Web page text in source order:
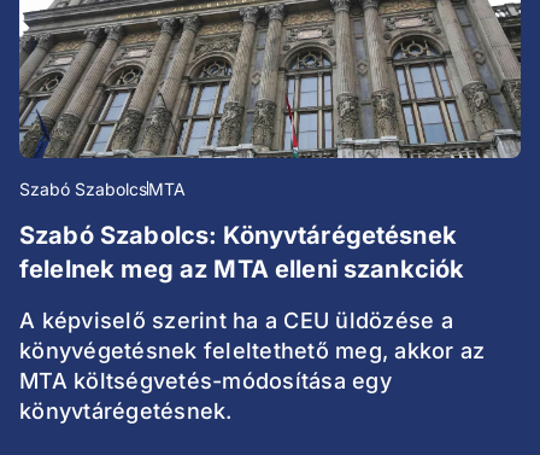
Szabó SzabolcsMTA
Szabó Szabolcs: Könyvtárégetésnek
felelnek meg az MTA elleni szankciók
A képviselő szerint ha a CEU üldözése a
könyvégetésnek feleltethető meg, akkor az
MTA költségvetés-módosítása egy
könyvtárégetésnek.